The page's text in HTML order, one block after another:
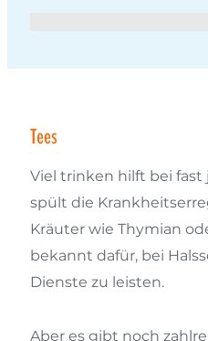
Tees
Viel trinken hilft bei fast
spült die
Kräuter wie Thymian
bekannt dafür, bei
Dienste zu leisten.
Aber es gibt noch